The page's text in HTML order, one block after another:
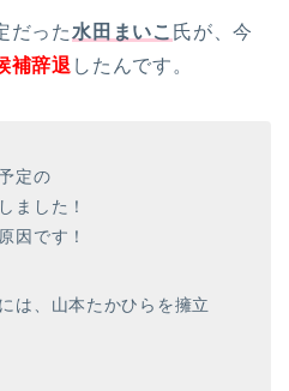
だった 水田まいこ 氏が、今
補辞退 したんです。
定の
ました！
因です！
は、山本たかひらを擁立